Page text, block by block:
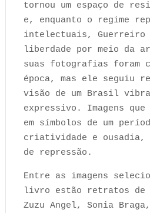
tornou um espaço de
e, enquanto o regime
intelectuais, Guerreiro
liberdade por meio da
suas fotografias foram
época, mas ele seguiu
visão de um Brasil
expressivo. Imagens que
em símbolos de um
criatividade e ousadia,
de repressão.
Entre as imagens
livro estão retratos de
Zuzu Angel, Sonia